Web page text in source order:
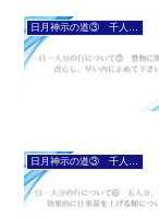
日月神示の道③ 千人力に向け、日々の行について